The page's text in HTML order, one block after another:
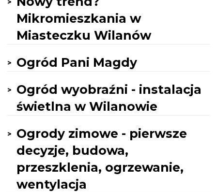
Mikromieszkania w
Miasteczku Wilanów
Ogród Pani Magdy
Ogród wyobraźni - instalacja
świetlna w Wilanowie
Ogrody zimowe - pierwsze
decyzje, budowa,
przeszklenia, ogrzewanie,
wentylacja